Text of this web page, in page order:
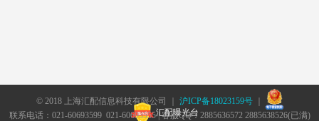
© 2018 上海汇配信息科技有限公司 ｜ 沪ICP备18023159号｜
汇配曝光台
联系电话：021-60693599 021-60693555 | 客服QQ：2885636572 2885638526(已满)